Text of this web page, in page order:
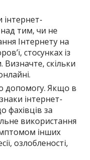
інтернет-
над тим, чи не
Інтернету на
стосунках із
Визначте, скільки
допомогу. Якщо в
інтернет-
фахівців за
використання
інших
озлобленості,